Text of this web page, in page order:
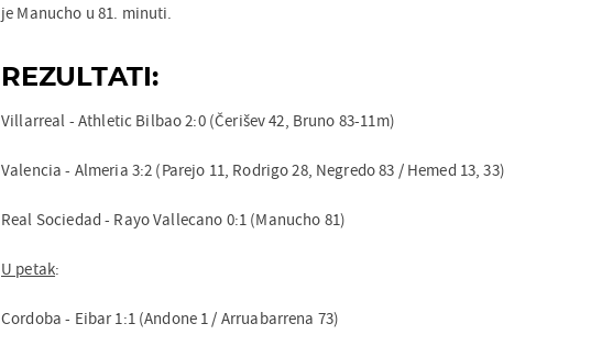
je Manucho u 81. minuti.
REZULTATI:
Villarreal - Athletic Bilbao 2:0 (Čerišev 42, Bruno 83-11m)
Valencia - Almeria 3:2 (Parejo 11, Rodrigo 28, Negredo 83 / Hemed 13, 33)
Real Sociedad - Rayo Vallecano 0:1 (Manucho 81)
U petak:
Cordoba - Eibar 1:1 (Andone 1 / Arruabarrena 73)